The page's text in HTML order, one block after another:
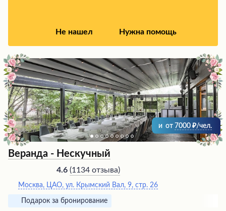
Не нашел Нужна помощь
и от 7000 /чел.
Веранда - Нескучный
4.6 (1134 отзыва)
Москва, ЦАО, ул. Крымский Вал, 9, стр. 26
Подарок за бронирование